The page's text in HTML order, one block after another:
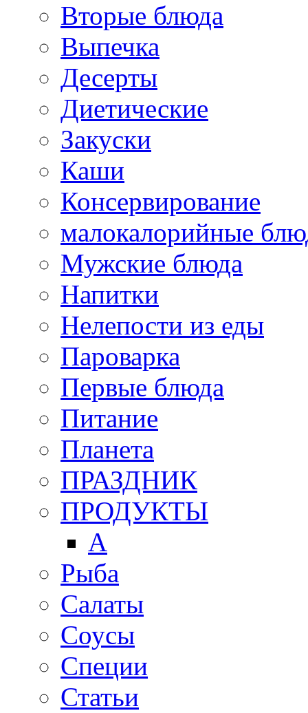
Вторые блюда
Выпечка
Десерты
Диетические
Закуски
Каши
Консервирование
малокалорийные
Мужские блюда
Напитки
Нелепости из еды
Пароварка
Первые блюда
Питание
Планета
ПРАЗДНИК
ПРОДУКТЫ
А
Рыба
Салаты
Соусы
Специи
Статьи